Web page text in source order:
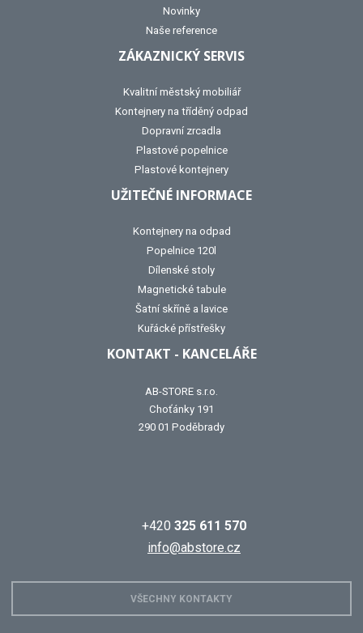
Novinky
Naše reference
ZÁKAZNICKÝ SERVIS
Kvalitní městský mobiliář
Kontejnery na tříděný odpad
Dopravní zrcadla
Plastové popelnice
Plastové kontejnery
UŽITEČNÉ INFORMACE
Kontejnery na odpad
Popelnice 120l
Dílenské stoly
Magnetické tabule
Šatní skříně a lavice
Kuřácké přístřešky
KONTAKT - KANCELÁŘE
AB-STORE s.r.o.
Choťánky 191
290 01 Poděbrady
+420 325 611 570
info@abstore.cz
VŠECHNY KONTAKTY